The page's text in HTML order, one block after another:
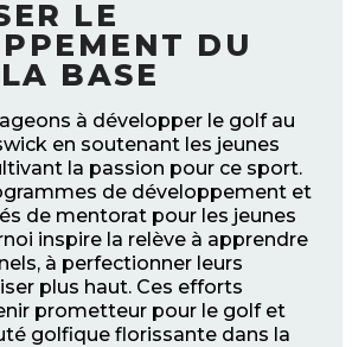
LE
DU
BASE
à développer le golf au
en soutenant les jeunes
la passion pour ce sport.
de développement et
de mentorat pour les jeunes
inspire la relève à apprendre
à perfectionner leurs
plus haut. Ces efforts
prometteur pour le golf et
golfique florissante dans la